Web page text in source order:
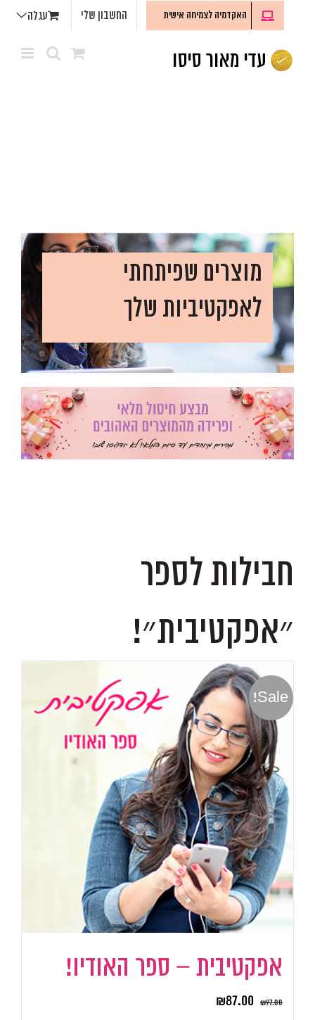
האקדמיה לצמיחה אישית החשבון שלי עגלה
מוצרים שפיתחתי
לאפקטיביות שלך
חבילות לספר
״אפקטיבית״!
Sale!
אפקטיבית – ספר האודיו!
₪97.00
₪87.00